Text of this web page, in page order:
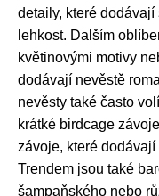
detaily, které
lehkost. Dalším
květinovými motivy
dodávají nevěstě
nevěsty také často
krátké birdcage
závoje, které
Trendem jsou také
šampaňského nebo